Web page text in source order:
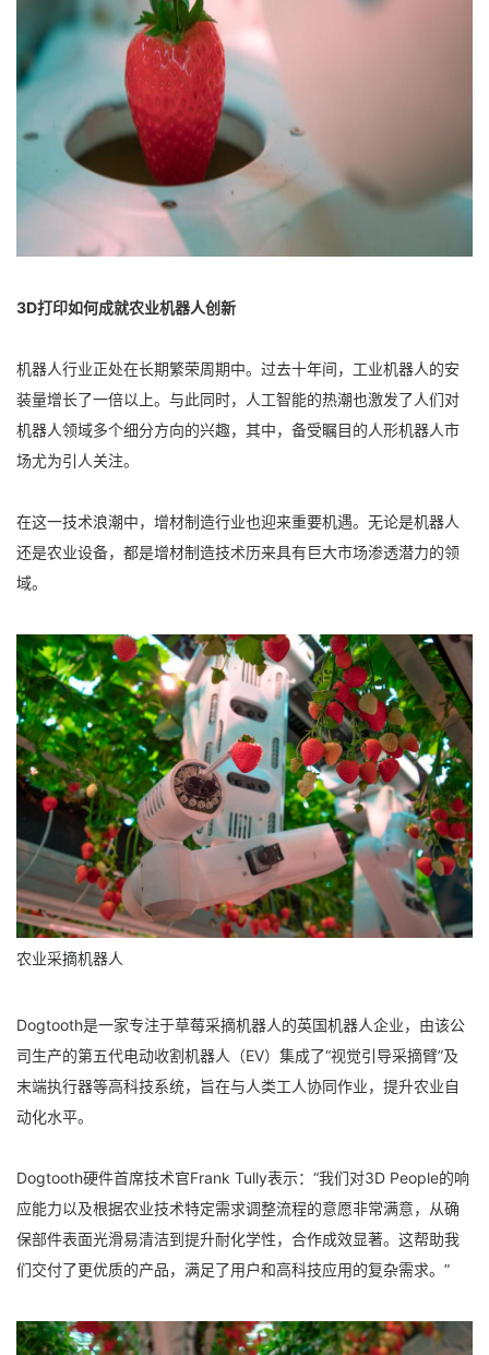
3D打印如何成就农业机器人创新
机器人行业正处在长期繁荣周期中。过去十年间，工业机器人的安
装量增长了一倍以上。与此同时，人工智能的热潮也激发了人们对
机器人领域多个细分方向的兴趣，其中，备受瞩目的人形机器人市
场尤为引人关注。
在这一技术浪潮中，增材制造行业也迎来重要机遇。无论是机器人
还是农业设备，都是增材制造技术历来具有巨大市场渗透潜力的领
域。
农业采摘机器人
Dogtooth是一家专注于草莓采摘机器人的英国机器人企业，由该公
司生产的第五代电动收割机器人（EV）集成了“视觉引导采摘臂”及
末端执行器等高科技系统，旨在与人类工人协同作业，提升农业自
动化水平。
Dogtooth硬件首席技术官Frank Tully表示：“我们对3D People的响
应能力以及根据农业技术特定需求调整流程的意愿非常满意，从确
保部件表面光滑易清洁到提升耐化学性，合作成效显著。这帮助我
们交付了更优质的产品，满足了用户和高科技应用的复杂需求。”